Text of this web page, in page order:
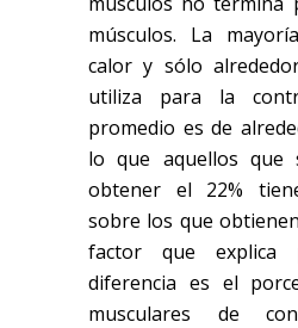
músculos. La
calor y sólo
utiliza para la
promedio es de
lo que aquellos que
obtener el 22%
sobre los que
factor que explica
diferencia es el
musculares de